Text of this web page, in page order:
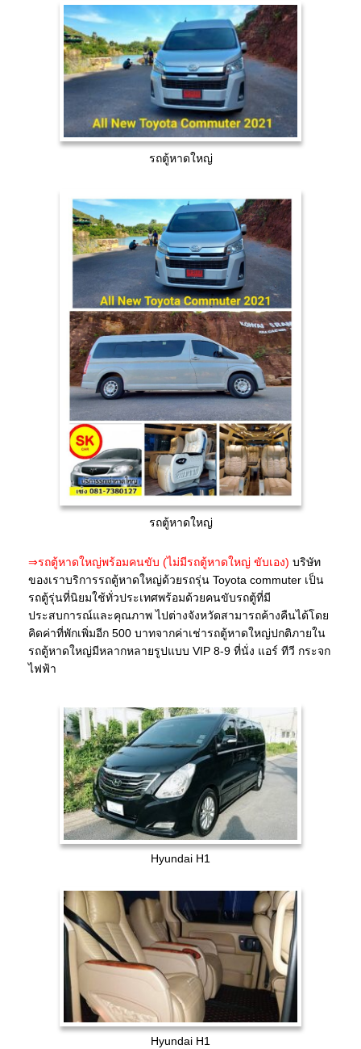
รถตู้หาดใหญ่
รถตู้หาดใหญ่
⇒รถตู้หาดใหญ่พร้อมคนขับ (ไม่มีรถตู้หาดใหญ่ ขับเอง) บริษัท
ของเราบริการรถตู้หาดใหญ่ด้วยรถรุ่น Toyota commuter เป็น
รถตู้รุ่นที่นิยมใช้ทั่วประเทศพร้อมด้วยคนขับรถตู้ที่มี
ประสบการณ์และคุณภาพ ไปต่างจังหวัดสามารถค้างคืนได้โดย
คิดค่าที่พักเพิ่มอีก 500 บาทจากค่าเช่ารถตู้หาดใหญ่ปกติภายใน
รถตู้หาดใหญ่มีหลากหลายรูปแบบ VIP 8-9 ที่นั่ง แอร์ ทีวี กระจก
ไฟฟ้า
Hyundai H1
Hyundai H1